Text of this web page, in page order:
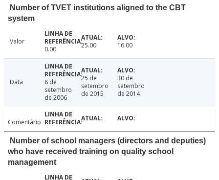
Number of TVET institutions aligned to the CBT
system
Valor
0.00
25.00 16.00
Data
8 de
setembro
de 2006
25 de
setembro
de 2015
30 de
setembro
de 2014
Comentário
Number of school managers (directors and deputies)
who have received training on quality school
management